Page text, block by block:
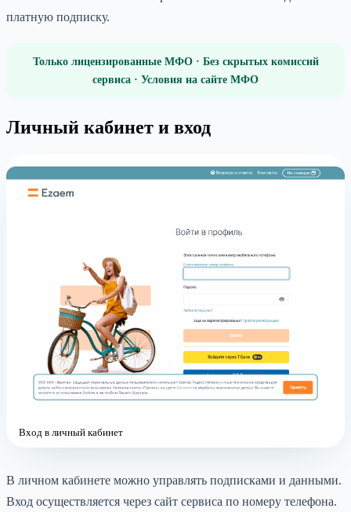
платную подписку.
Только лицензированные МФО · Без скрытых комиссий
сервиса · Условия на сайте МФО
Личный кабинет и вход
Вход в личный кабинет
В личном кабинете можно управлять подписками и данными.
Вход осуществляется через сайт сервиса по номеру телефона.